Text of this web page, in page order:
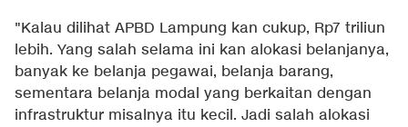
"Kalau dilihat APBD Lampung kan cukup, Rp7 triliun
lebih. Yang salah selama ini kan alokasi belanjanya,
banyak ke belanja pegawai, belanja barang,
sementara belanja modal yang berkaitan dengan
infrastruktur misalnya itu kecil. Jadi salah alokasi